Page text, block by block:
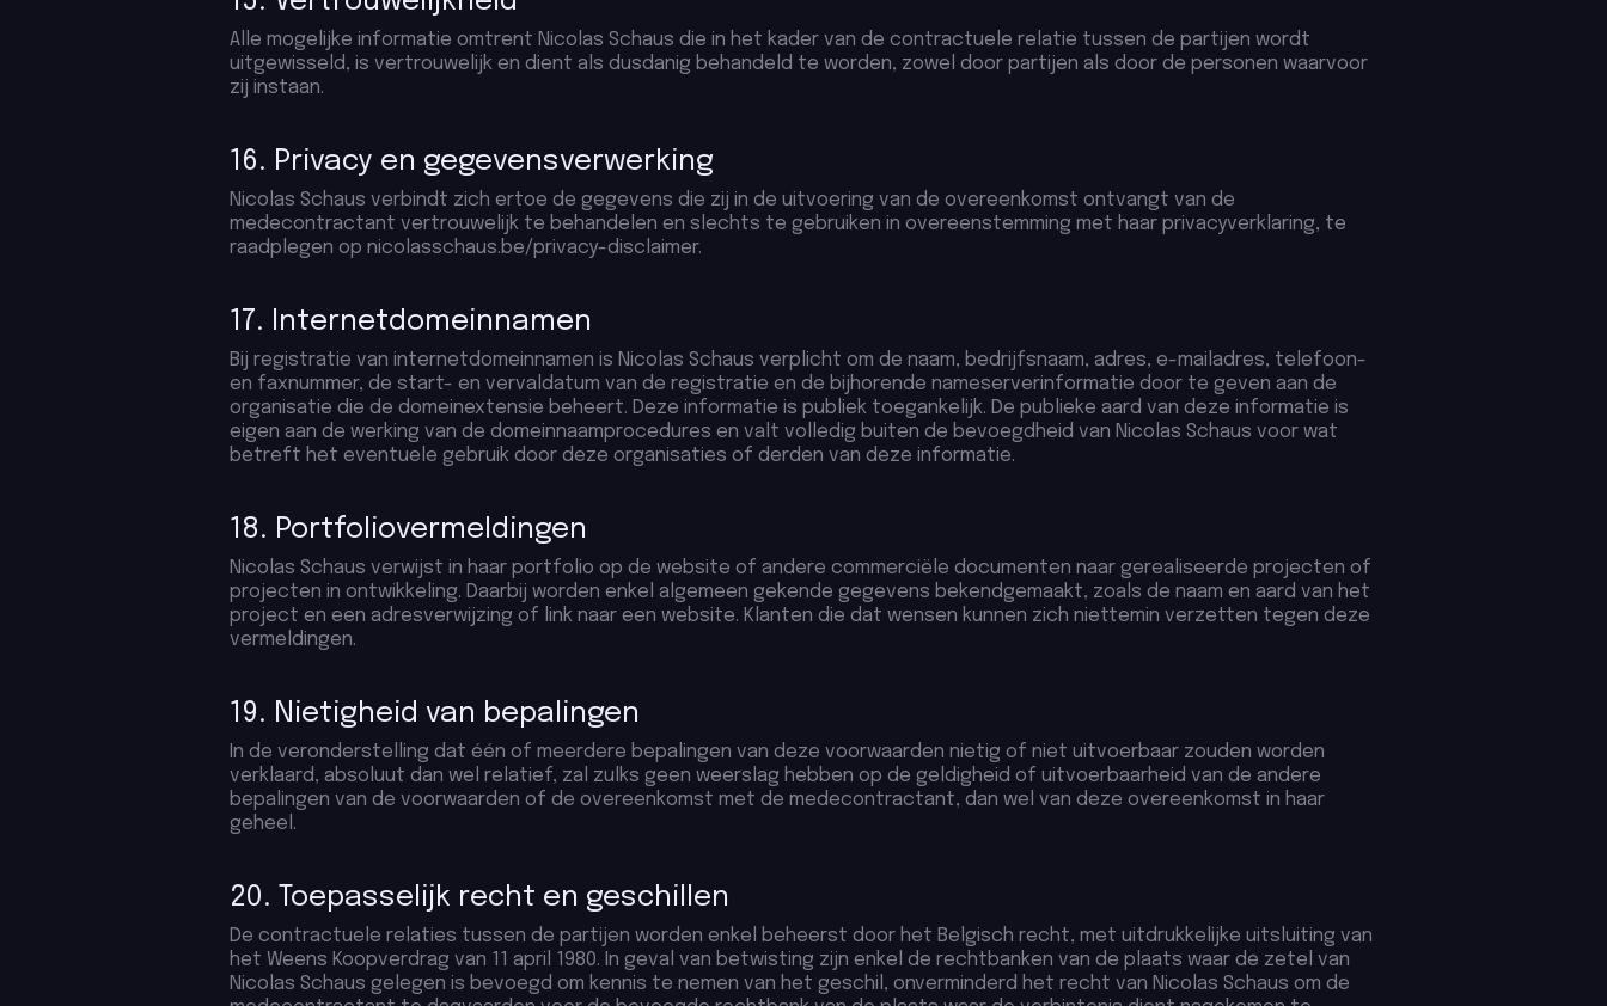
Alle mogelijke informatie omtrent Nicolas Schaus die in het kader van de contractuele relatie tussen de partijen wordt
uitgewisseld, is vertrouwelijk en dient als dusdanig behandeld te worden, zowel door partijen als door de personen waarvoor
zij instaan.
16. Privacy en gegevensverwerking
Nicolas Schaus verbindt zich ertoe de gegevens die zij in de uitvoering van de overeenkomst ontvangt van de
medecontractant vertrouwelijk te behandelen en slechts te gebruiken in overeenstemming met haar privacyverklaring, te
raadplegen op nicolasschaus.be/privacy-disclaimer.
17. Internetdomeinnamen
Bij registratie van internetdomeinnamen is Nicolas Schaus verplicht om de naam, bedrijfsnaam, adres, e-mailadres, telefoon-
en faxnummer, de start- en vervaldatum van de registratie en de bijhorende nameserverinformatie door te geven aan de
organisatie die de domeinextensie beheert. Deze informatie is publiek toegankelijk. De publieke aard van deze informatie is
eigen aan de werking van de domeinnaamprocedures en valt volledig buiten de bevoegdheid van Nicolas Schaus voor wat
betreft het eventuele gebruik door deze organisaties of derden van deze informatie.
18. Portfoliovermeldingen
Nicolas Schaus verwijst in haar portfolio op de website of andere commerciële documenten naar gerealiseerde projecten of
projecten in ontwikkeling. Daarbij worden enkel algemeen gekende gegevens bekendgemaakt, zoals de naam en aard van het
project en een adresverwijzing of link naar een website. Klanten die dat wensen kunnen zich niettemin verzetten tegen deze
vermeldingen.
19. Nietigheid van bepalingen
In de veronderstelling dat één of meerdere bepalingen van deze voorwaarden nietig of niet uitvoerbaar zouden worden
verklaard, absoluut dan wel relatief, zal zulks geen weerslag hebben op de geldigheid of uitvoerbaarheid van de andere
bepalingen van de voorwaarden of de overeenkomst met de medecontractant, dan wel van deze overeenkomst in haar
geheel.
20. Toepasselijk recht en geschillen
De contractuele relaties tussen de partijen worden enkel beheerst door het Belgisch recht, met uitdrukkelijke uitsluiting van
het Weens Koopverdrag van 11 april 1980. In geval van betwisting zijn enkel de rechtbanken van de plaats waar de zetel van
Nicolas Schaus gelegen is bevoegd om kennis te nemen van het geschil, onverminderd het recht van Nicolas Schaus om de